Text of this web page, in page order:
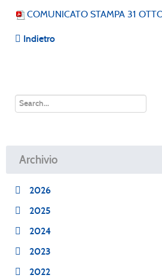
COMUNICATO STAMPA 31
Indietro
Archivio
2026
2025
2024
2023
2022